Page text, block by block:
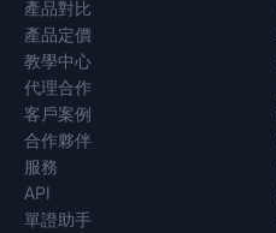
產品對比
產品定價
教學中心
代理合作
客戶案例
合作夥伴
服務
API
單證助手